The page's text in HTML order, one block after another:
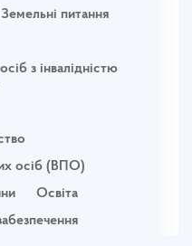
Земельні питання
з інвалідністю
осіб (ВПО)
Освіта